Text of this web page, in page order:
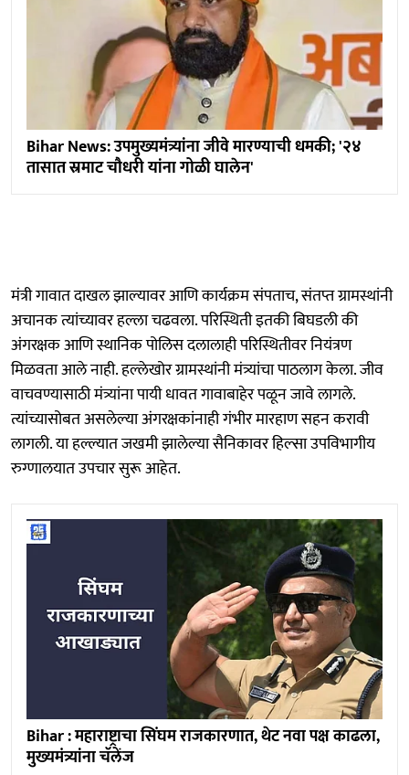
Bihar News: उपमुख्यमंत्र्यांना जीवे मारण्याची धमकी; '२४
तासात स्रमाट चौधरी यांना गोळी घालेन'
मंत्री गावात दाखल झाल्यावर आणि कार्यक्रम संपताच, संतप्त ग्रामस्थांनी
अचानक त्यांच्यावर हल्ला चढवला. परिस्थिती इतकी बिघडली की
अंगरक्षक आणि स्थानिक पोलिस दलालाही परिस्थितीवर नियंत्रण
मिळवता आले नाही. हल्लेखोर ग्रामस्थांनी मंत्र्यांचा पाठलाग केला. जीव
वाचवण्यासाठी मंत्र्यांना पायी धावत गावाबाहेर पळून जावे लागले.
त्यांच्यासोबत असलेल्या अंगरक्षकांनाही गंभीर मारहाण सहन करावी
लागली. या हल्ल्यात जखमी झालेल्या सैनिकावर हिल्सा उपविभागीय
रुग्णालयात उपचार सुरू आहेत.
Bihar : महाराष्ट्राचा सिंघम राजकारणात, थेट नवा पक्ष काढला,
मुख्यमंत्र्यांना चॅलेंज